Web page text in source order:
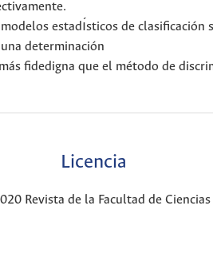
estadı́sticos de clasificación
determinación
fidedigna que el método de
Licencia
Revista de la Facultad de Ciencias